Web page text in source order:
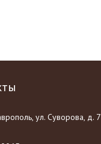
ул. Суворова, д. 7